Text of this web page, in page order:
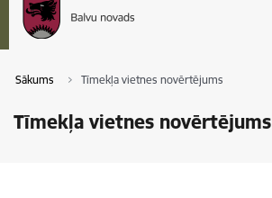
Sākums Tīmekļa vietnes novērtējums
Tīmekļa vietnes novērtējums